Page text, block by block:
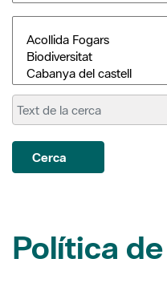
Cerca
Política